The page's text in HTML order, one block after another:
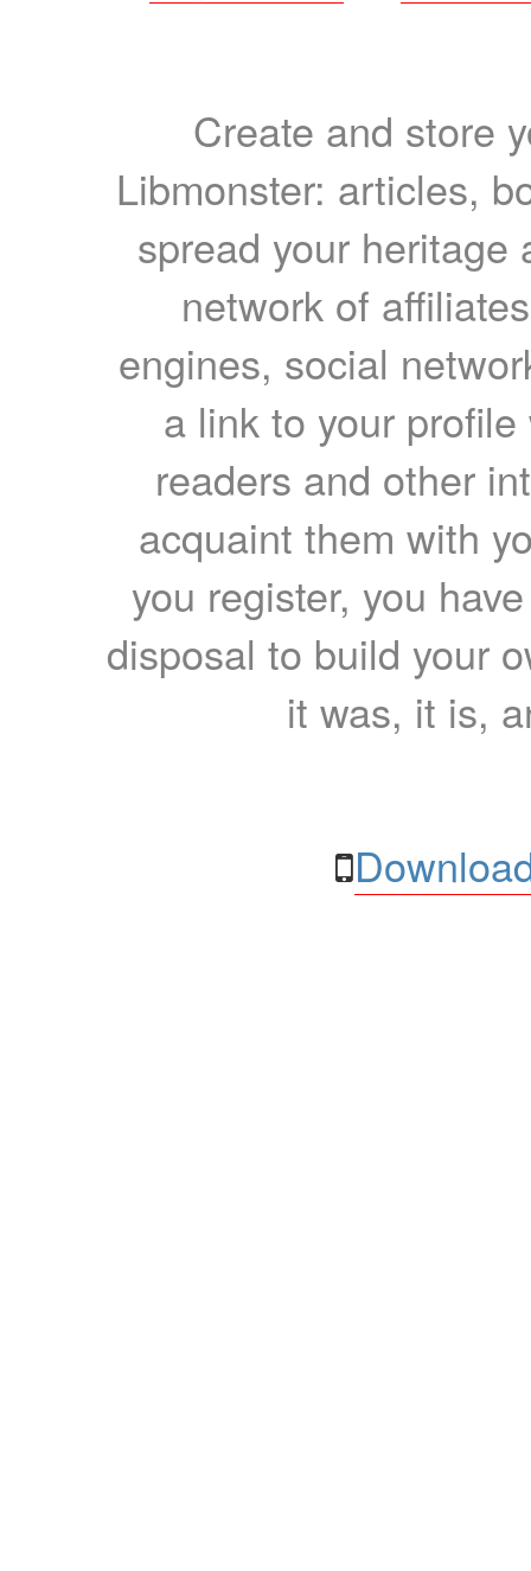
Create and store
Libmonster: articles,
spread your heritage
network of
engines, social
a link to your
readers and other
acquaint them with
you register, you
disposal to build your
it was, it is,